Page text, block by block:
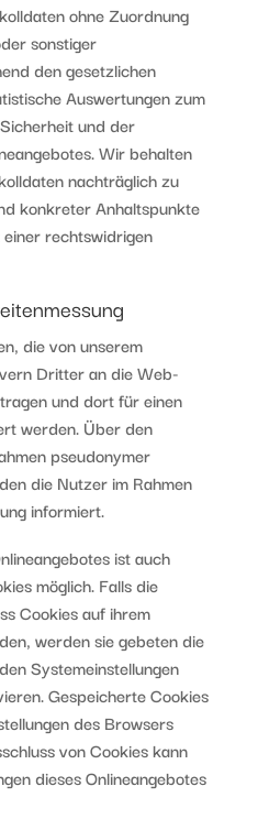
ohne Zuordnung
sonstiger
den gesetzlichen
Auswertungen zum
und der
Wir behalten
nachträglich zu
konkreter Anhaltspunkte
rechtswidrigen
die von unserem
Dritter an die Web-
und dort für einen
werden. Über den
pseudonymer
die Nutzer im Rahmen
informiert.
ist auch
möglich. Falls die
Cookies auf ihrem
werden sie gebeten die
Systemeinstellungen
Gespeicherte Cookies
des Browsers
von Cookies kann
dieses Onlineangebotes